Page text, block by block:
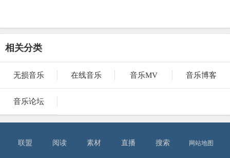
相关分类
无损音乐 在线音乐 音乐MV 音乐博客
音乐论坛
联盟 阅读 素材 直播 搜索 网站地图